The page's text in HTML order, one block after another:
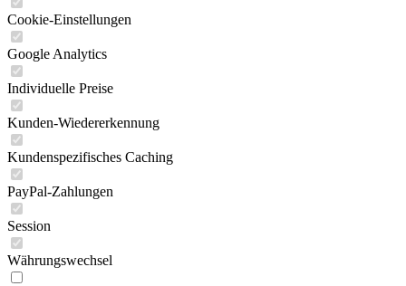
Cookie-Einstellungen
Google Analytics
Individuelle Preise
Kunden-Wiedererkennung
Kundenspezifisches Caching
PayPal-Zahlungen
Session
Währungswechsel